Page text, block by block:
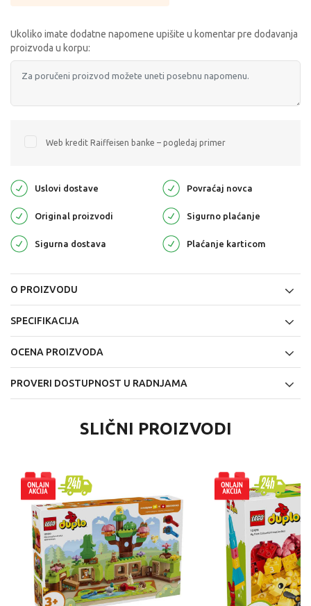
Ukoliko imate dodatne napomene upišite u komentar pre dodavanja
proizvoda u korpu:
Web kredit Raiffeisen banke – pogledaj primer
Uslovi dostave Povraćaj novca
Original proizvodi Sigurno plaćanje
Sigurna dostava Plaćanje karticom
O PROIZVODU
SPECIFIKACIJA
OCENA PROIZVODA
PROVERI DOSTUPNOST U RADNJAMA
SLIČNI PROIZVODI